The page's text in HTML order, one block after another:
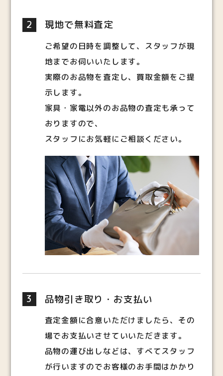
2 現地で無料査定
ご希望の日時を調整して、スタッフが現
地までお伺いいたします。
実際のお品物を査定し、買取金額をご提
示します。
家具・家電以外のお品物の査定も承って
おりますので、
スタッフにお気軽にご相談ください。
3 品物引き取り・お支払い
査定金額に合意いただけましたら、その
場でお支払いさせていいただきます。
品物の運び出しなどは、すべてスタッフ
が行いますのでお客様のお手間はかかり